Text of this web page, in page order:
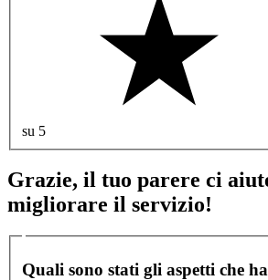
su 5
Grazie, il tuo parere ci
migliorare il servizio!
Quali sono stati gli aspetti che